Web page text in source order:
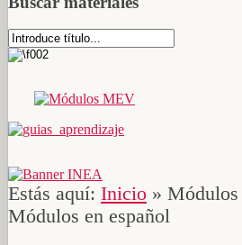
Estás aquí: Inicio » Módulos
Módulos en español